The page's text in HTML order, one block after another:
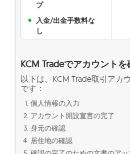
プ
入金/出金手数料な
し
KCM Tradeでアカウント
以下は、KCM Trade取引アカ
です：
個人情報の入力
アカウント開設宣言の完了
身元の確認
居住地の確認